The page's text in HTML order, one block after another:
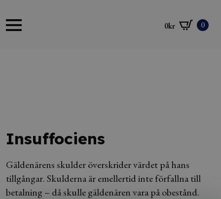
0kr 0
Insuffociens
Gäldenärens skulder överskrider värdet på hans
tillgångar. Skulderna är emellertid inte förfallna till
betalning – då skulle gäldenären vara på obestånd.